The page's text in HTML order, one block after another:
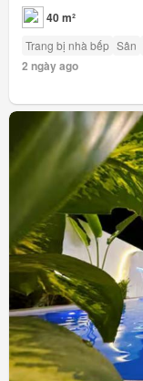
40 m²
Trang bị nhà bếp Sân
2 ngày ago